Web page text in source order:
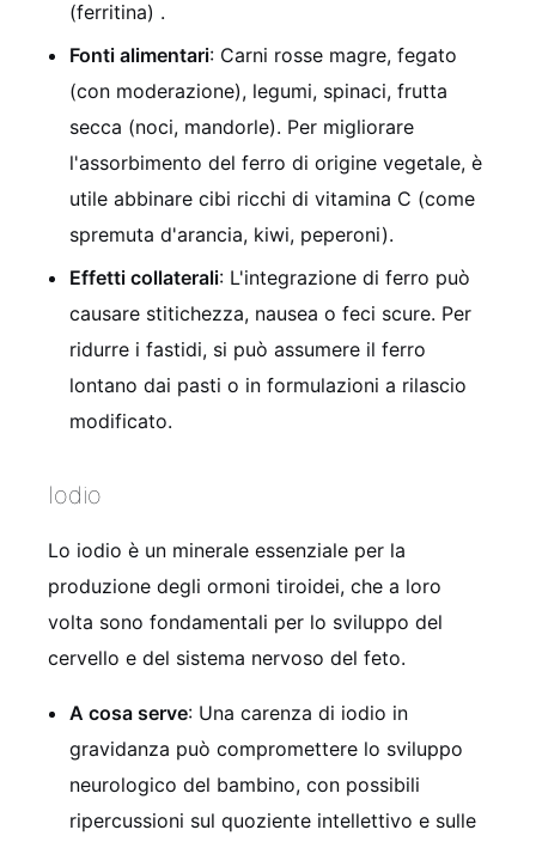
(ferritina) .
Fonti alimentari: Carni rosse magre, fegato
(con moderazione), legumi, spinaci, frutta
secca (noci, mandorle). Per migliorare
l'assorbimento del ferro di origine vegetale, è
utile abbinare cibi ricchi di vitamina C (come
spremuta d'arancia, kiwi, peperoni).
Effetti collaterali: L'integrazione di ferro può
causare stitichezza, nausea o feci scure. Per
ridurre i fastidi, si può assumere il ferro
lontano dai pasti o in formulazioni a rilascio
modificato.
Iodio
Lo iodio è un minerale essenziale per la
produzione degli ormoni tiroidei, che a loro
volta sono fondamentali per lo sviluppo del
cervello e del sistema nervoso del feto.
A cosa serve: Una carenza di iodio in
gravidanza può compromettere lo sviluppo
neurologico del bambino, con possibili
ripercussioni sul quoziente intellettivo e sulle